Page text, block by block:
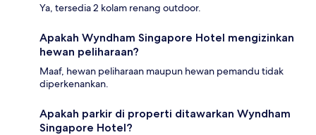
Ya, tersedia 2 kolam renang outdoor.
Apakah Wyndham Singapore Hotel mengizinkan
hewan peliharaan?
Maaf, hewan peliharaan maupun hewan pemandu tidak
diperkenankan.
Apakah parkir di properti ditawarkan Wyndham
Singapore Hotel?